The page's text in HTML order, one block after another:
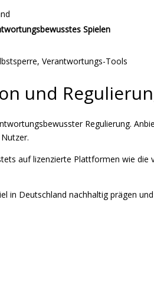
Spielen
Verantwortungs-Tools
und
Regulierung.
auf lizenzierte Plattformen wie
in Deutschland nachhaltig prägen